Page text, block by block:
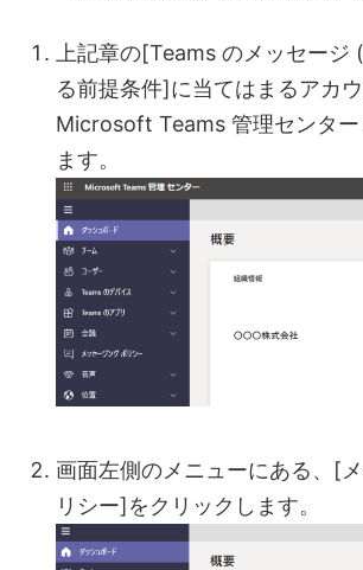
上記章の[Teams のメッセージ
る前提条件]に当てはまるアカウ
Microsoft Teams 管理センター
ます。
画面左側のメニューにある、[
リシー]をクリックします。